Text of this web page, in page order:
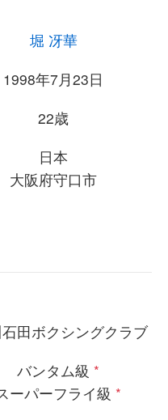
堀 冴華
1998年7月23日
22歳
日本
大阪府守口市
田ボクシングクラブ
バンタム級 *
ーパーフライ級 *